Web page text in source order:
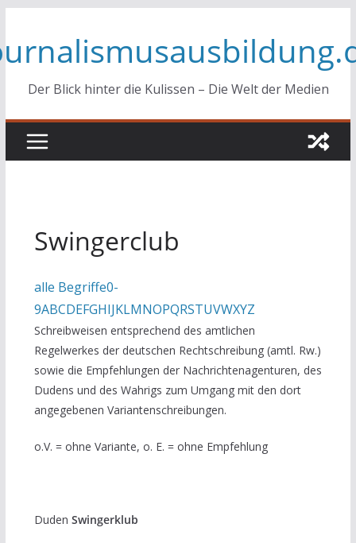
springen
Der Blick hinter die Kulissen – Die Welt der Medien
Swingerclub
alle Begriffe0-
9ABCDEFGHIJKLMNOPQRSTUVWXYZ
Schreibweisen entsprechend des amtlichen
Regelwerkes der deutschen Rechtschreibung (amtl. Rw.)
sowie die Empfehlungen der Nachrichtenagenturen, des
Dudens und des Wahrigs zum Umgang mit den dort
angegebenen Variantenschreibungen.
o.V. = ohne Variante, o. E. = ohne Empfehlung
Duden Swingerklub